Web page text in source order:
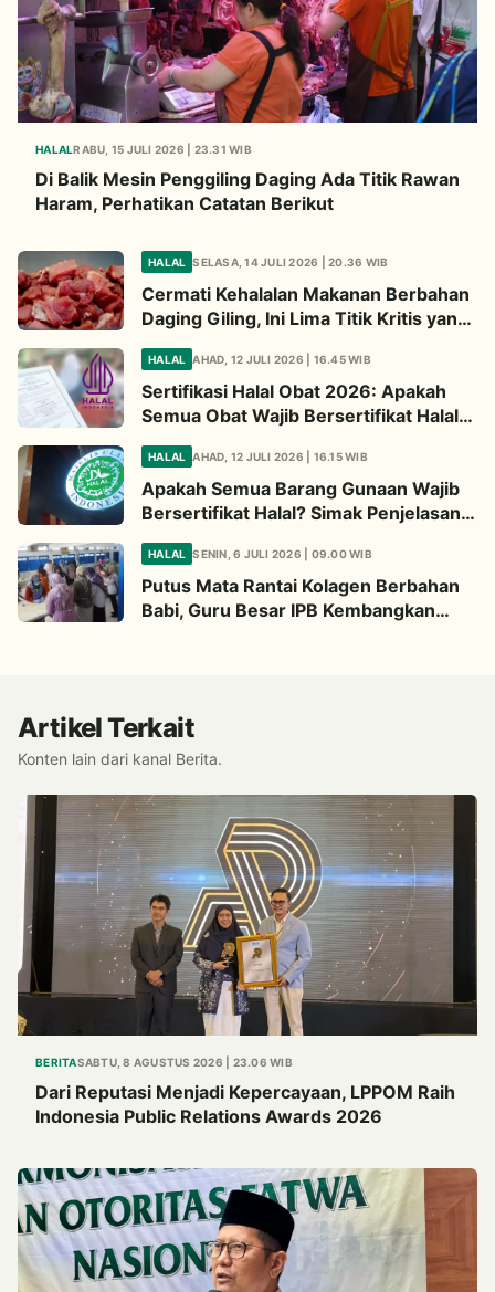
HALALRABU, 15 JULI 2026 | 23.31 WIB
Di Balik Mesin Penggiling Daging Ada Titik Rawan
Haram, Perhatikan Catatan Berikut
HALAL SELASA, 14 JULI 2026 | 20.36 WIB
Cermati Kehalalan Makanan Berbahan
Daging Giling, Ini Lima Titik Kritis yang
HALAL AHAD, 12 JULI 2026 | 16.45 WIB
Sertifikasi Halal Obat 2026: Apakah
Semua Obat Wajib Bersertifikat Halal?
HALAL AHAD, 12 JULI 2026 | 16.15 WIB
Apakah Semua Barang Gunaan Wajib
Bersertifikat Halal? Simak Penjelasan
HALAL SENIN, 6 JULI 2026 | 09.00 WIB
Putus Mata Rantai Kolagen Berbahan
Babi, Guru Besar IPB Kembangkan
Artikel Terkait
Konten lain dari kanal Berita.
BERITASABTU, 8 AGUSTUS 2026 | 23.06 WIB
Dari Reputasi Menjadi Kepercayaan, LPPOM Raih
Indonesia Public Relations Awards 2026